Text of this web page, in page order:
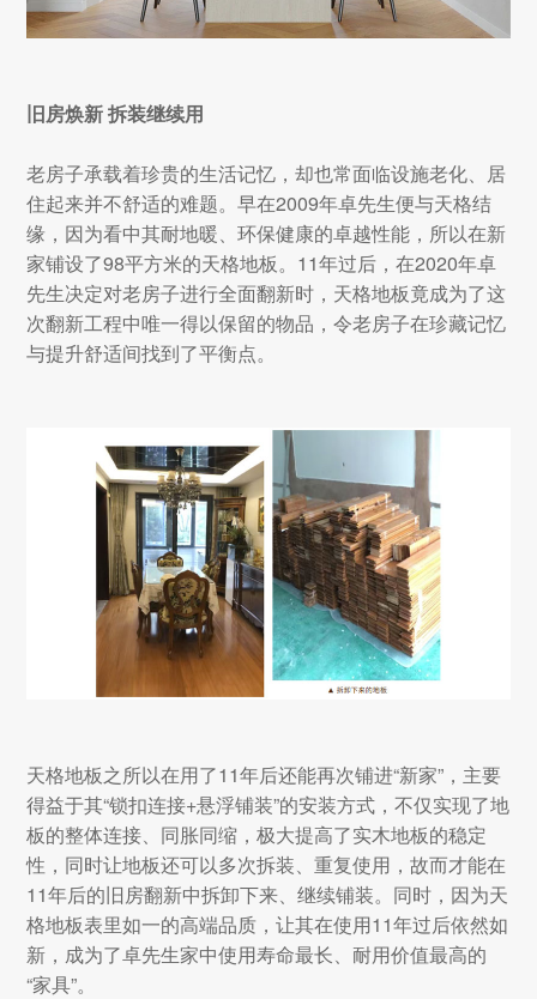
旧房焕新 拆装继续用
老房子承载着珍贵的生活记忆，却也常面临设施老化、居
住起来并不舒适的难题。早在2009年卓先生便与天格结
缘，因为看中其耐地暖、环保健康的卓越性能，所以在新
家铺设了98平方米的天格地板。11年过后，在2020年卓
先生决定对老房子进行全面翻新时，天格地板竟成为了这
次翻新工程中唯一得以保留的物品，令老房子在珍藏记忆
与提升舒适间找到了平衡点。
天格地板之所以在用了11年后还能再次铺进“新家”，主要
得益于其“锁扣连接+悬浮铺装”的安装方式，不仅实现了地
板的整体连接、同胀同缩，极大提高了实木地板的稳定
性，同时让地板还可以多次拆装、重复使用，故而才能在
11年后的旧房翻新中拆卸下来、继续铺装。同时，因为天
格地板表里如一的高端品质，让其在使用11年过后依然如
新，成为了卓先生家中使用寿命最长、耐用价值最高的
“家具”。